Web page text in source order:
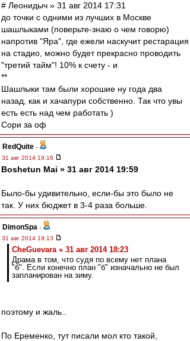
# Леонидыч » 31 авг 2014 17:31
до точки с одними из лучших в Москве
шашлыками (поверьте-знаю о чем говорю)
напротив "Яра", где ежели наскучит рестарация
на стадио, можно будет прекрасно проводить
"третий тайм"! 10% к счету - и
**
Шашлыки там были хорошие ну года два
назад, как и хачапури собственно. Так что увы
есть есть над чем работать )
Сори за оф
RedQuite -
31 авг 2014 19:16
Boshetun Mai » 31 авг 2014 19:59
Было-бы удивительно, если-бы это было не
так. У них бюджет в 3-4 раза больше.
DimonSpa -
31 авг 2014 19:13
CheGuevara » 31 авг 2014 18:23
Драма в том, что судя по всему нет плана
"б". Если конечно план "б" изначально не был
запланирован на зиму.
поэтому и жаль..
По Еременко, тут писали мол кто такой,